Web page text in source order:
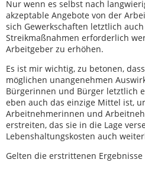
Nur wenn es selbst nach
akzeptable Angebote von der
sich Gewerkschaften letztlich
Streikmaßnahmen erforderlich
Arbeitgeber zu erhöhen.
Es ist mir wichtig, zu betonen,
möglichen unangenehmen
Bürgerinnen und Bürger letztlich
eben auch das einzige Mittel ist,
Arbeitnehmerinnen und
erstreiten, das sie in die Lage
Lebenshaltungskosten auch
Gelten die erstrittenen